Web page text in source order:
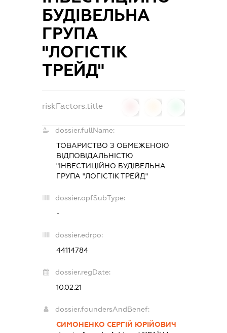
БУДІВЕЛЬНА
ГРУПА
"ЛОГІСТІК
ТРЕЙД"
riskFactors.title
dossier.fullName:
ТОВАРИСТВО З ОБМЕЖЕНОЮ
ВІДПОВІДАЛЬНІСТЮ
"ІНВЕСТИЦІЙНО БУДІВЕЛЬНА
ГРУПА "ЛОГІСТІК ТРЕЙД"
dossier.opfSubType:
-
dossier.edrpo:
44114784
dossier.regDate:
10.02.21
dossier.foundersAndBenef:
СИМОНЕНКО СЕРГІЙ ЮРІЙОВИЧ